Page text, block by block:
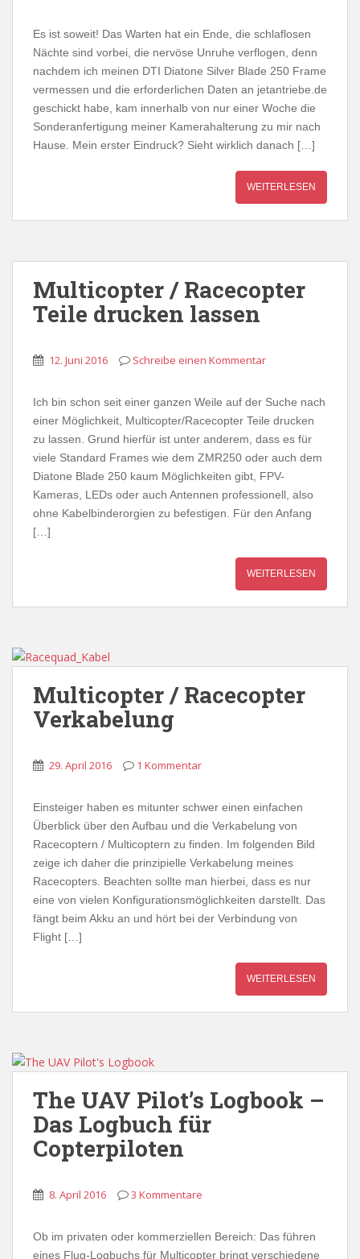
Es ist soweit! Das Warten hat ein Ende, die schlaflosen
Nächte sind vorbei, die nervöse Unruhe verflogen, denn
nachdem ich meinen DTI Diatone Silver Blade 250 Frame
vermessen und die erforderlichen Daten an jetantriebe.de
geschickt habe, kam innerhalb von nur einer Woche die
Sonderanfertigung meiner Kamerahalterung zu mir nach
Hause. Mein erster Eindruck? Sieht wirklich danach […]
WEITERLESEN
Multicopter / Racecopter
Teile drucken lassen
12. Juni 2016 Schreibe einen Kommentar
Ich bin schon seit einer ganzen Weile auf der Suche nach
einer Möglichkeit, Multicopter/Racecopter Teile drucken
zu lassen. Grund hierfür ist unter anderem, dass es für
viele Standard Frames wie dem ZMR250 oder auch dem
Diatone Blade 250 kaum Möglichkeiten gibt, FPV-
Kameras, LEDs oder auch Antennen professionell, also
ohne Kabelbinderorgien zu befestigen. Für den Anfang
[…]
WEITERLESEN
Multicopter / Racecopter
Verkabelung
29. April 2016 1 Kommentar
Einsteiger haben es mitunter schwer einen einfachen
Überblick über den Aufbau und die Verkabelung von
Racecoptern / Multicoptern zu finden. Im folgenden Bild
zeige ich daher die prinzipielle Verkabelung meines
Racecopters. Beachten sollte man hierbei, dass es nur
eine von vielen Konfigurationsmöglichkeiten darstellt. Das
fängt beim Akku an und hört bei der Verbindung von
Flight […]
WEITERLESEN
The UAV Pilot’s Logbook –
Das Logbuch für
Copterpiloten
8. April 2016 3 Kommentare
Ob im privaten oder kommerziellen Bereich: Das führen
eines Flug-Logbuchs für Multicopter bringt verschiedene